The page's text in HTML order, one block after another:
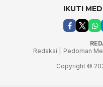
IKUTI
Redaksi |
Pedoman
Copyright ©